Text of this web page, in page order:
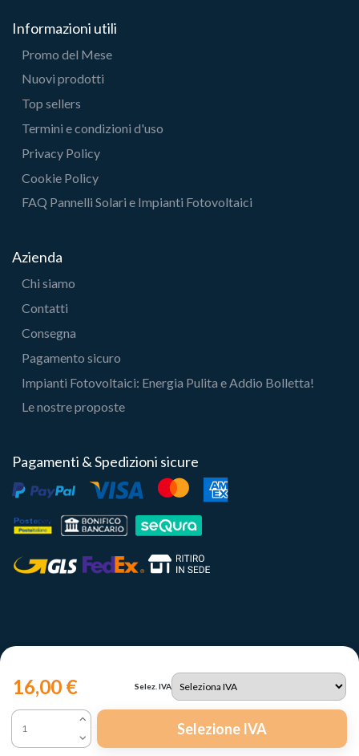
16,00 € Selez. IVA
Selezione IVA
Informazioni utili
Promo del Mese
Nuovi prodotti
Top sellers
Termini e condizioni d'uso
Privacy Policy
Cookie Policy
FAQ Pannelli Solari e Impianti Fotovoltaici
Azienda
Chi siamo
Contatti
Consegna
Pagamento sicuro
Impianti Fotovoltaici: Energia Pulita e Addio Bolletta!
Le nostre proposte
Pagamenti & Spedizioni sicure
Copyright 2023 | Il Portale del Sole Srl - P.IVA IT12731330960
Le tue preferenze relative alla privacy